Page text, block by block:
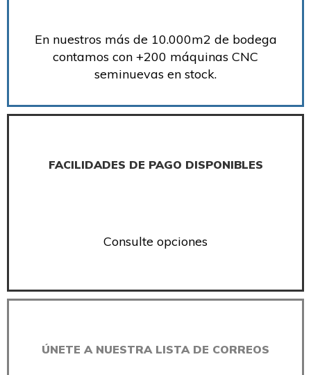
En nuestros más de 10.000m2 de bodega
contamos con +200 máquinas CNC
seminuevas en stock.
FACILIDADES DE PAGO DISPONIBLES
Consulte opciones
ÚNETE A NUESTRA LISTA DE CORREOS